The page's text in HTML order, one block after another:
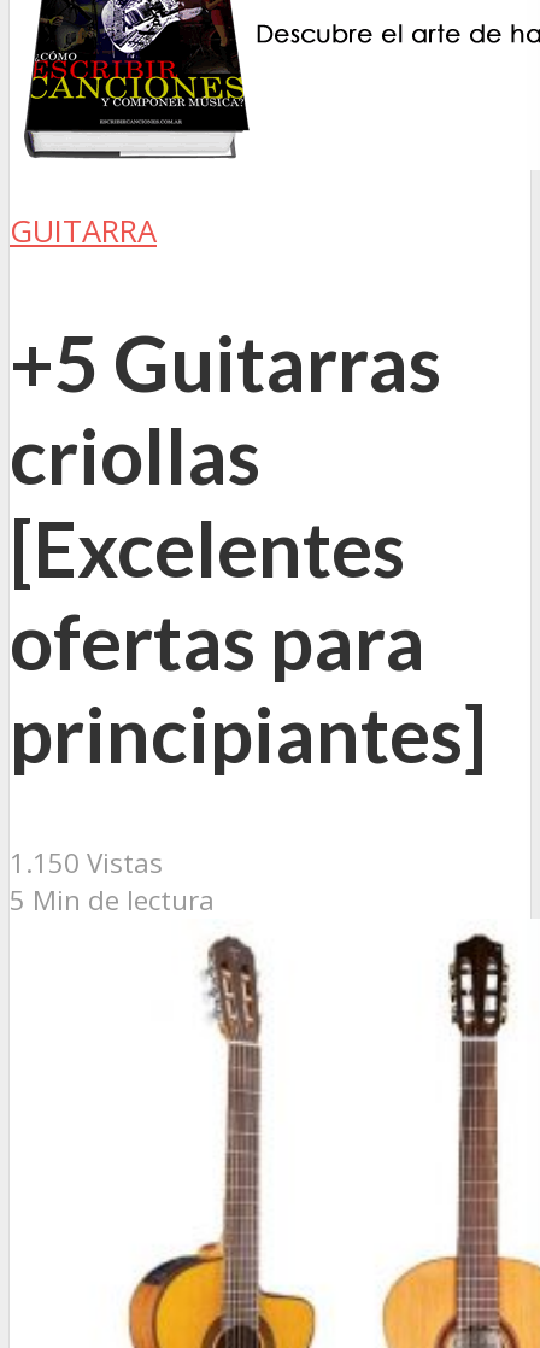
GUITARRA
+5 Guitarras
criollas
[Excelentes
ofertas para
principiantes]
1.150 Vistas
5 Min de lectura